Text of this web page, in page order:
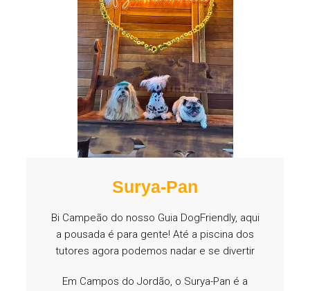
Surya-Pan
Bi Campeão do nosso Guia DogFriendly, aqui
a pousada é para gente! Até a piscina dos
tutores agora podemos nadar e se divertir
Em Campos do Jordão, o Surya-Pan é a